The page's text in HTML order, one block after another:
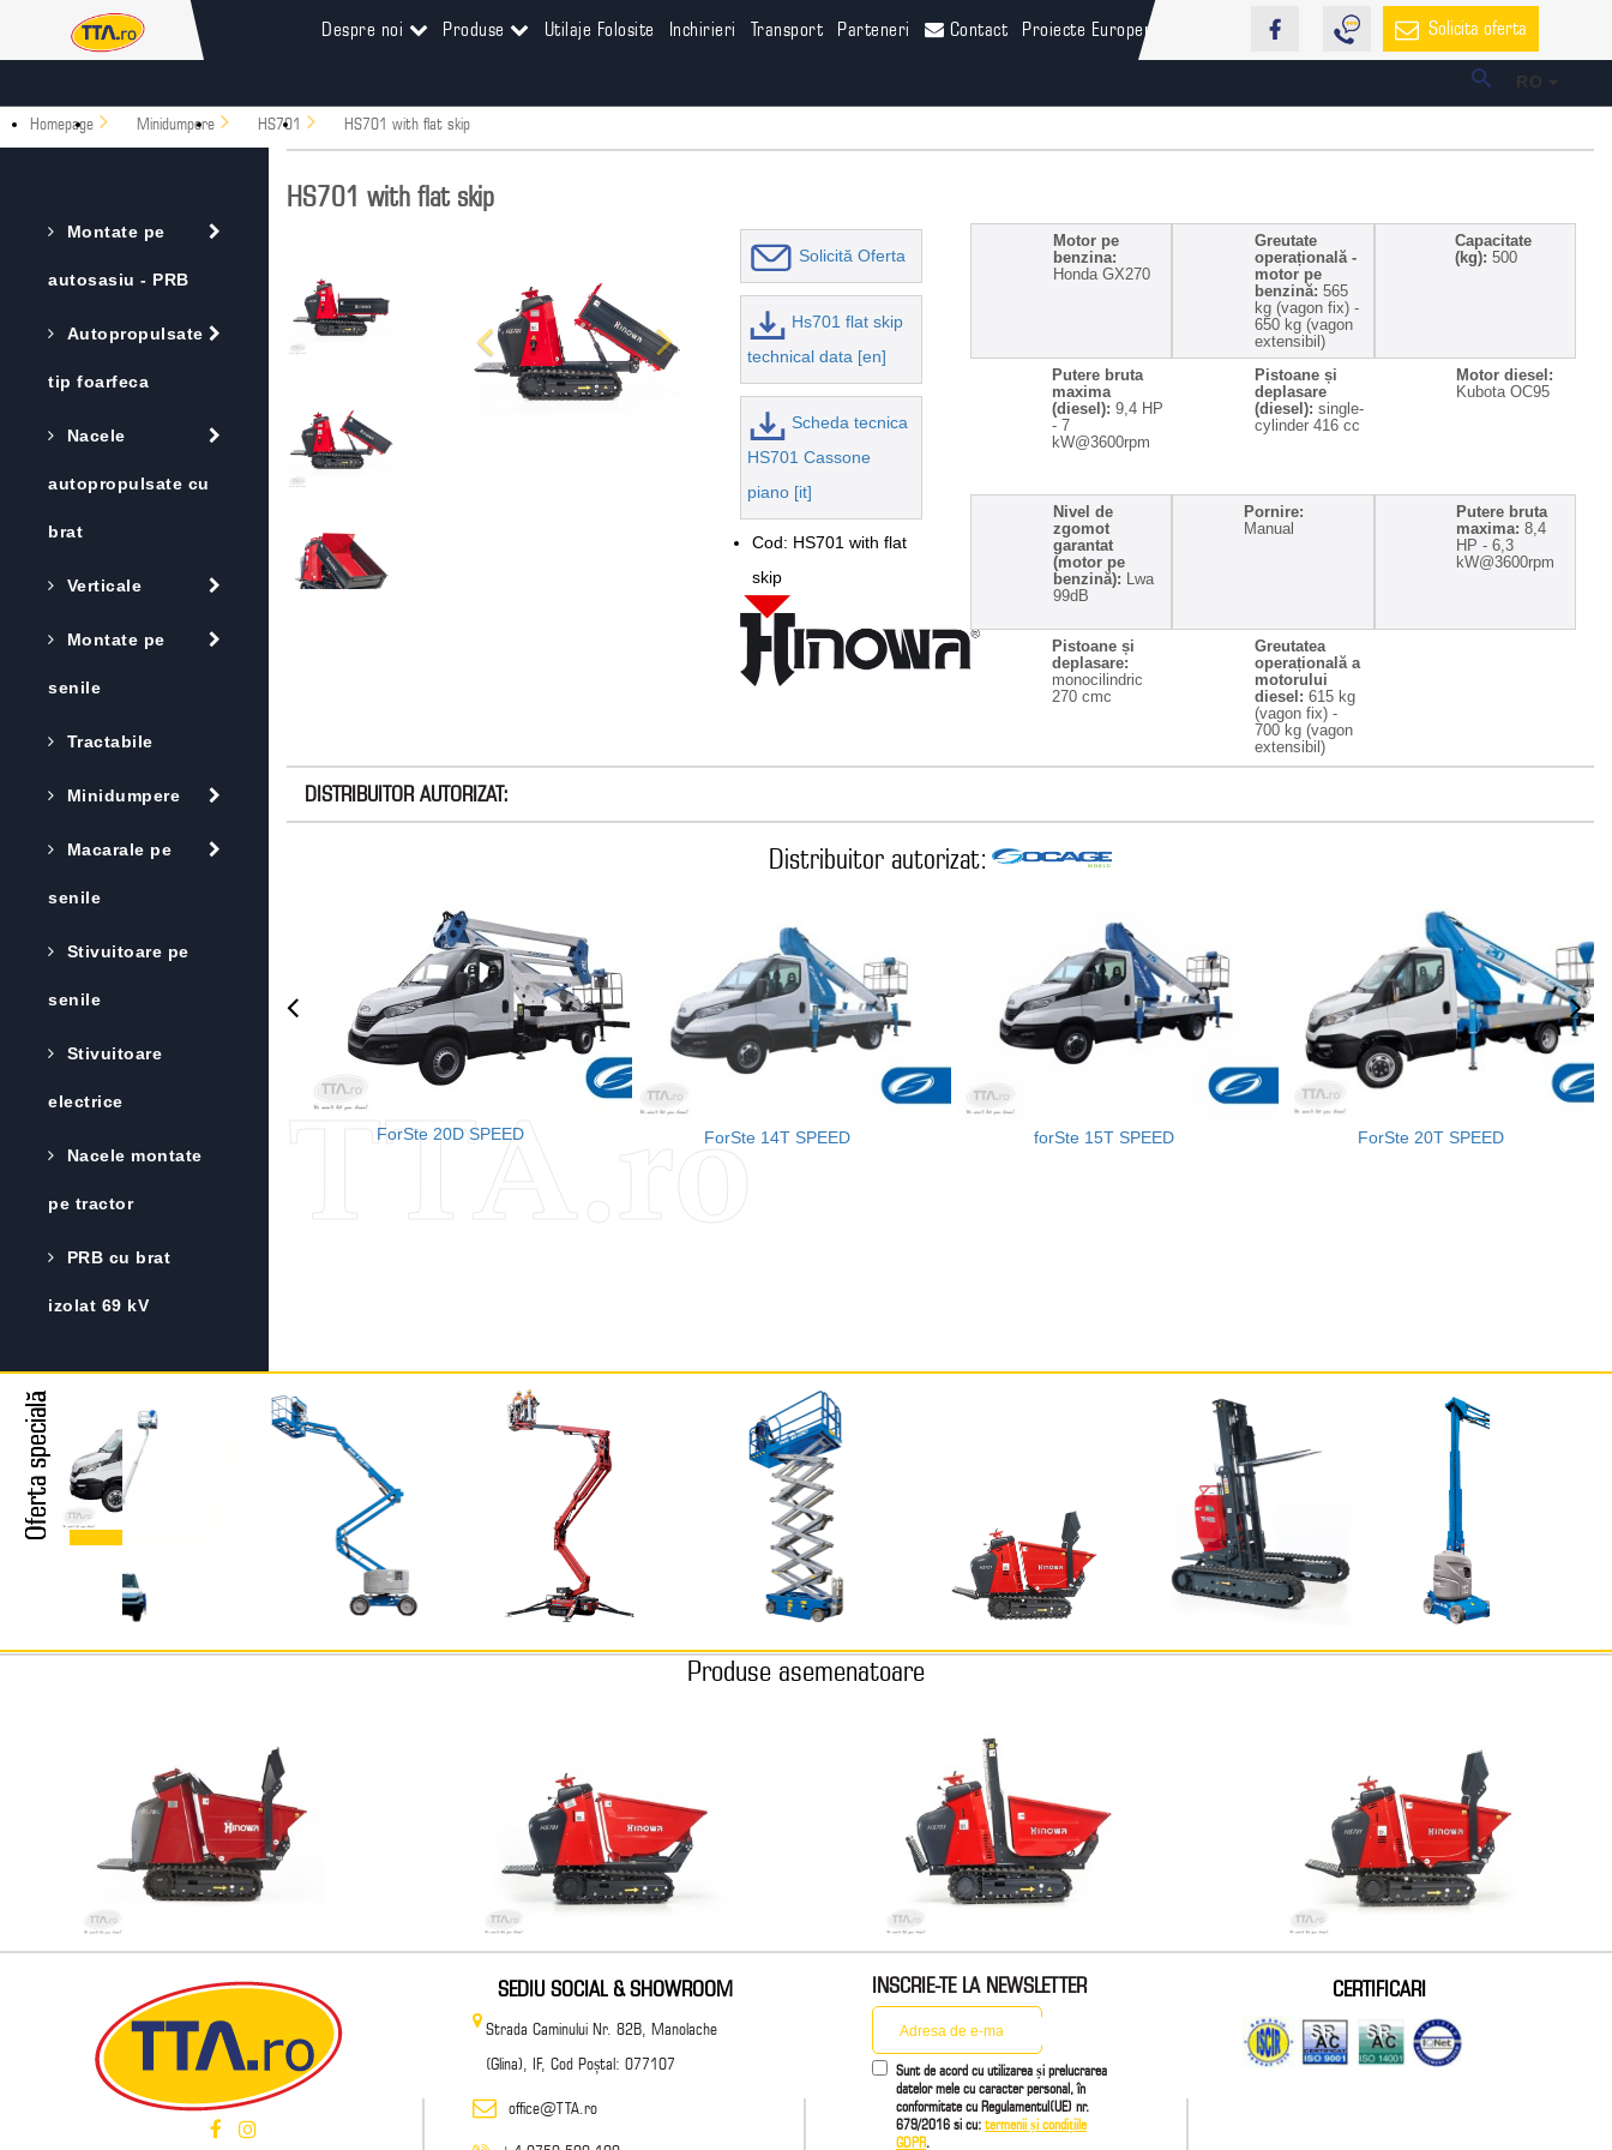
Despre noi Produse Utilaje Folosite Inchirieri Transport Parteneri Contact Proiecte Europene Solicita oferta
RO
Homepage Minidumpere HS701 HS701 with flat skip
Montate pe
autosasiu - PRB
Autopropulsate
tip foarfeca
Nacele
autopropulsate cu
brat
Verticale
Montate pe
senile
Tractabile
Minidumpere
Macarale pe
senile
Stivuitoare pe
senile
Stivuitoare
electrice
Nacele montate
pe tractor
PRB cu brat
izolat 69 kV
Oferta specială
Oferta specială
Oferta specială
HS701 with flat skip
Solicită Oferta
Hs701 flat skip
technical data [en]
Scheda tecnica
HS701 Cassone
piano [it]
Cod: HS701 with flat
skip
Motor pe
benzina:
Honda GX270
Greutate
operațională -
motor pe
benzină: 565
kg (vagon fix) -
650 kg (vagon
extensibil)
Capacitate
(kg): 500
Putere bruta
maxima
(diesel): 9,4 HP
- 7
kW@3600rpm
Pistoane și
deplasare
(diesel): single-
cylinder 416 cc
Motor diesel:
Kubota OC95
Nivel de
zgomot
garantat
(motor pe
benzină): Lwa
99dB
Pornire:
Manual
Putere bruta
maxima: 8,4
HP - 6,3
kW@3600rpm
Pistoane și
deplasare:
monocilindric
270 cmc
Greutatea
operațională a
motorului
diesel: 615 kg
(vagon fix) -
700 kg (vagon
extensibil)
DISTRIBUITOR AUTORIZAT:
Distribuitor autorizat:
ForSte 20D SPEED ForSte 14T SPEED forSte 15T SPEED ForSte 20T SPEED
TTA.ro
Produse asemenatoare
SEDIU SOCIAL & SHOWROOM
Strada Caminului Nr. 82B, Manolache
(Glina), IF, Cod Poștal: 077107
office@TTA.ro
INSCRIE-TE LA NEWSLETTER
Sunt de acord cu utilizarea și prelucrarea
datelor mele cu caracter personal, în
conformitate cu Regulamentul(UE) nr.
679/2016 si cu: termenii și condițiile
GDPR.
CERTIFICARI